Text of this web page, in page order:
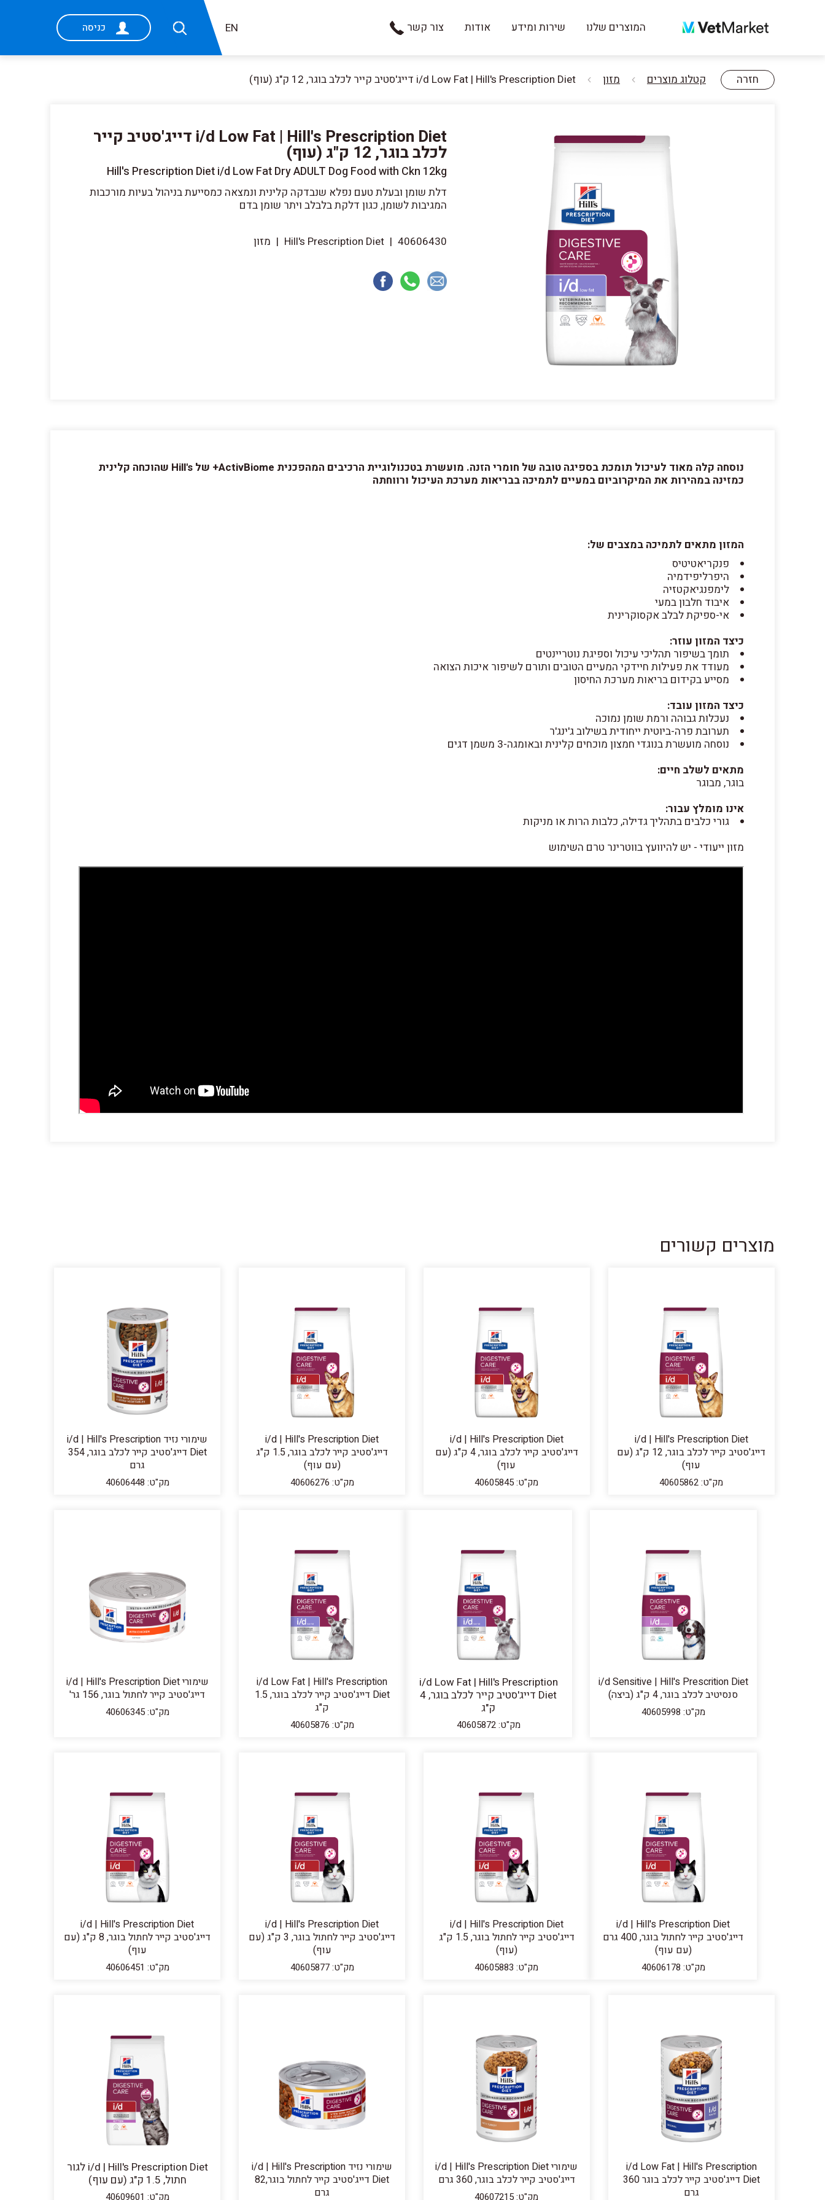
המוצרים שלנו שירות ומידע אודות צור קשר EN כניסה
חזרה קטלוג מוצרים מזון i/d Low Fat | Hill's Prescription Diet דייג'סטיב קייר לכלב בוגר, 12 ק"ג (עוף)
i/d Low Fat | Hill's Prescription Diet דייג'סטיב קייר
לכלב בוגר, 12 ק"ג (עוף)
Hill's Prescription Diet i/d Low Fat Dry ADULT Dog Food with Ckn 12kg
דלת שומן ובעלת טעם נפלא שנבדקה קלינית ונמצאה כמסייעת בניהול בעיות מורכבות
המגיבות לשומן, כגון דלקת בלבלב ויתר שומן בדם
40606430
|
Hill's Prescription Diet
| מזון
נוסחה קלה מאוד לעיכול תומכת בספיגה טובה של חומרי הזנה. מועשרת בטכנולוגיית הרכיבים המהפכנית ActivBiome+ של Hill's שהוכחה קלינית
כמזינה במהירות את המיקרוביום במעיים לתמיכה בבריאות מערכת העיכול ורווחתה
המזון מתאים לתמיכה במצבים של:
פנקריאטיטיס
היפרליפידמיה
לימפנגיאקטזיה
איבוד חלבון במעי
אי-ספיקת לבלב אקסוקרינית
כיצד המזון עוזר:
תומך בשיפור תהליכי עיכול וספיגת נוטריינטים
מעודד את פעילות חיידקי המעיים הטובים ותורם לשיפור איכות הצואה
מסייע בקידום בריאות מערכת החיסון
כיצד המזון עובד:
נעכלות גבוהה ורמת שומן נמוכה
תערובת פרה-ביוטית ייחודית בשילוב ג'ינג'ר
נוסחה מועשרת בנוגדי חמצון מוכחים קלינית ובאומגה-3 משמן דגים
מתאים לשלב חיים:
בוגר, מבוגר
אינו מומלץ עבור:
גורי כלבים בתהליך גדילה, כלבות הרות או מניקות
מזון ייעודי - יש להיוועץ בווטרינר טרם השימוש
מוצרים קשורים
i/d | Hill's Prescription Diet
דייג'סטיב קייר לכלב בוגר, 12 ק"ג (עם
עוף)
מק"ט: 40605862
i/d | Hill's Prescription Diet
דייג'סטיב קייר לכלב בוגר, 4 ק"ג (עם
עוף)
מק"ט: 40605845
i/d | Hill's Prescription Diet
דייג'סטיב קייר לכלב בוגר, 1.5 ק"ג
(עם עוף)
מק"ט: 40606276
שימורי נזיד i/d | Hill's Prescription
Diet דייג'סטיב קייר לכלב בוגר, 354
גרם
מק"ט: 40606448
i/d Low Fat | Hill's Prescription
Diet דייג'סטיב קייר לכלב בוגר, 1.5
ק"ג
מק"ט: 40605876
i/d Low Fat | Hill's Prescription
Diet דייג'סטיב קייר לכלב בוגר, 4
ק"ג
מק"ט: 40605872
i/d Sensitive | Hill's Prescrition Diet
סנסיטיב לכלב בוגר, 4 ק"ג (ביצה)
מק"ט: 40605998
שימורי i/d | Hill's Prescription Diet
דייג'סטיב קייר לחתול בוגר, 156 גר'
מק"ט: 40606345
i/d | Hill's Prescription Diet
דייג'סטיב קייר לחתול בוגר, 3 ק"ג (עם
עוף)
מק"ט: 40605877
i/d | Hill's Prescription Diet
דייג'סטיב קייר לחתול בוגר, 1.5 ק"ג
(עוף)
מק"ט: 40605883
i/d | Hill's Prescription Diet
דייג'סטיב קייר לחתול בוגר, 400 גרם
(עם עוף)
מק"ט: 40606178
i/d | Hill's Prescription Diet
דייג'סטיב קייר לחתול בוגר, 8 ק"ג (עם
עוף)
מק"ט: 40606451
שימורי נזיד i/d | Hill's Prescription
Diet דייג'סטיב קייר לחתול בוגר,82
גרם
שימורי i/d | Hill's Prescription Diet
דייג'סטיב קייר לכלב בוגר, 360 גרם
מק"ט: 40607215
i/d Low Fat | Hill's Prescription
Diet דייג'סטיב קייר לכלב בוגר 360
גרם
i/d | Hill's Prescription Diet לגור
חתול, 1.5 ק"ג (עם עוף)
מק"ט: 40609601